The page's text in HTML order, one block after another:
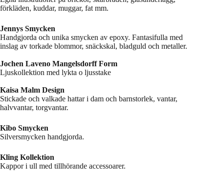
förkläden, kuddar, muggar, fat mm.
Jennys Smycken
Handgjorda och unika smycken av epoxy. Fantasifulla med
inslag av torkade blommor, snäckskal, bladguld och metaller.
Jochen Laveno Mangelsdorff Form
Ljuskollektion med lykta o ljusstake
Kaisa Malm Design
Stickade och valkade hattar i dam och barnstorlek, vantar,
halvvantar, torgvantar.
Kibo Smycken
Silversmycken handgjorda.
Kling Kollektion
Kappor i ull med tillhörande accessoarer.